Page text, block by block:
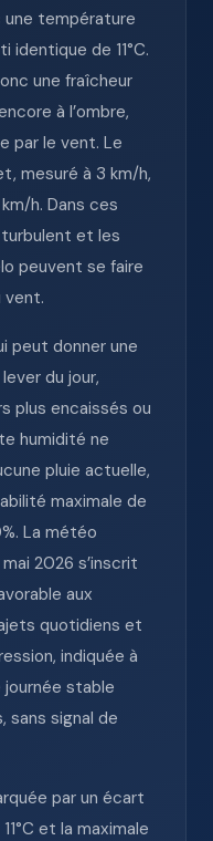
une température
identique de 11°C.
une fraîcheur
à l’ombre,
par le vent. Le
mesuré à 3 km/h,
h. Dans ces
turbulent et les
peuvent se faire
vent.
peut donner une
du jour,
plus encaissés ou
humidité ne
pluie actuelle,
maximale de
La météo
2026 s’inscrit
aux
quotidiens et
indiquée à
stable
sans signal de
par un écart
et la maximale